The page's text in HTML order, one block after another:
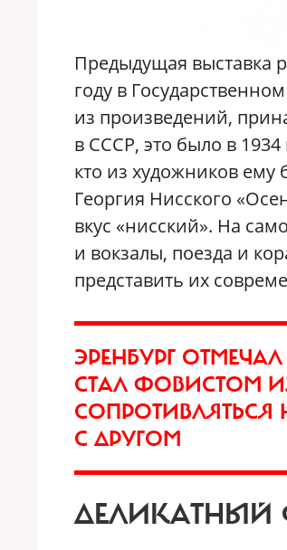
Предыдущая выставка
году в
из произведений,
в СССР, это было в 1934
кто из художников ему
Георгия Нисского
вкус «нисский». На
и вокзалы, поезда и
представить их
ЭРЕНБУРГ
СТАЛ ФОВИСТОМ
СОПРОТИВЛЯТЬСЯ
С ДРУГОМ
ДЕЛИКАТНЫЙ